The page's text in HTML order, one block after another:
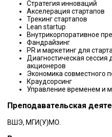
Стратегия инноваций
Акселерация стартапов
Трекинг стартапов
Lean startup
Внутрикорпоративное
Фандрайзинг
PR и маркетинг для
Диагностическая
акционеров
Экономика совместного
Краудсорсинг
Управление временем и
Преподавательская
ВШЭ, МГИ(У)МО.